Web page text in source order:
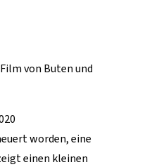
von Buten und
worden, eine
einen kleinen